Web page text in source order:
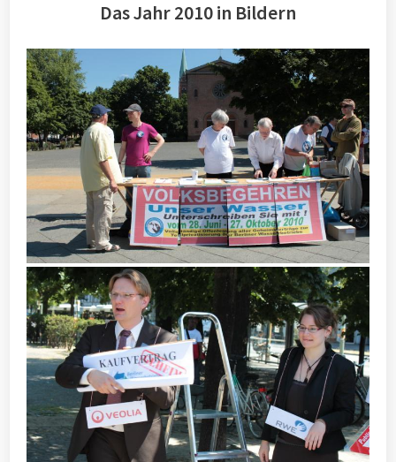
Das Jahr 2010 in Bildern